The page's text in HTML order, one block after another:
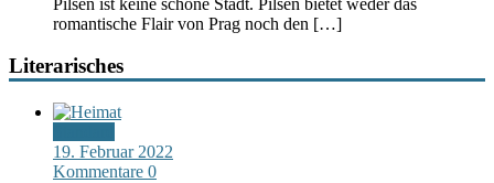
romantische Flair von Prag noch den […]
Literarisches
19. Februar 2022
Kommentare 0